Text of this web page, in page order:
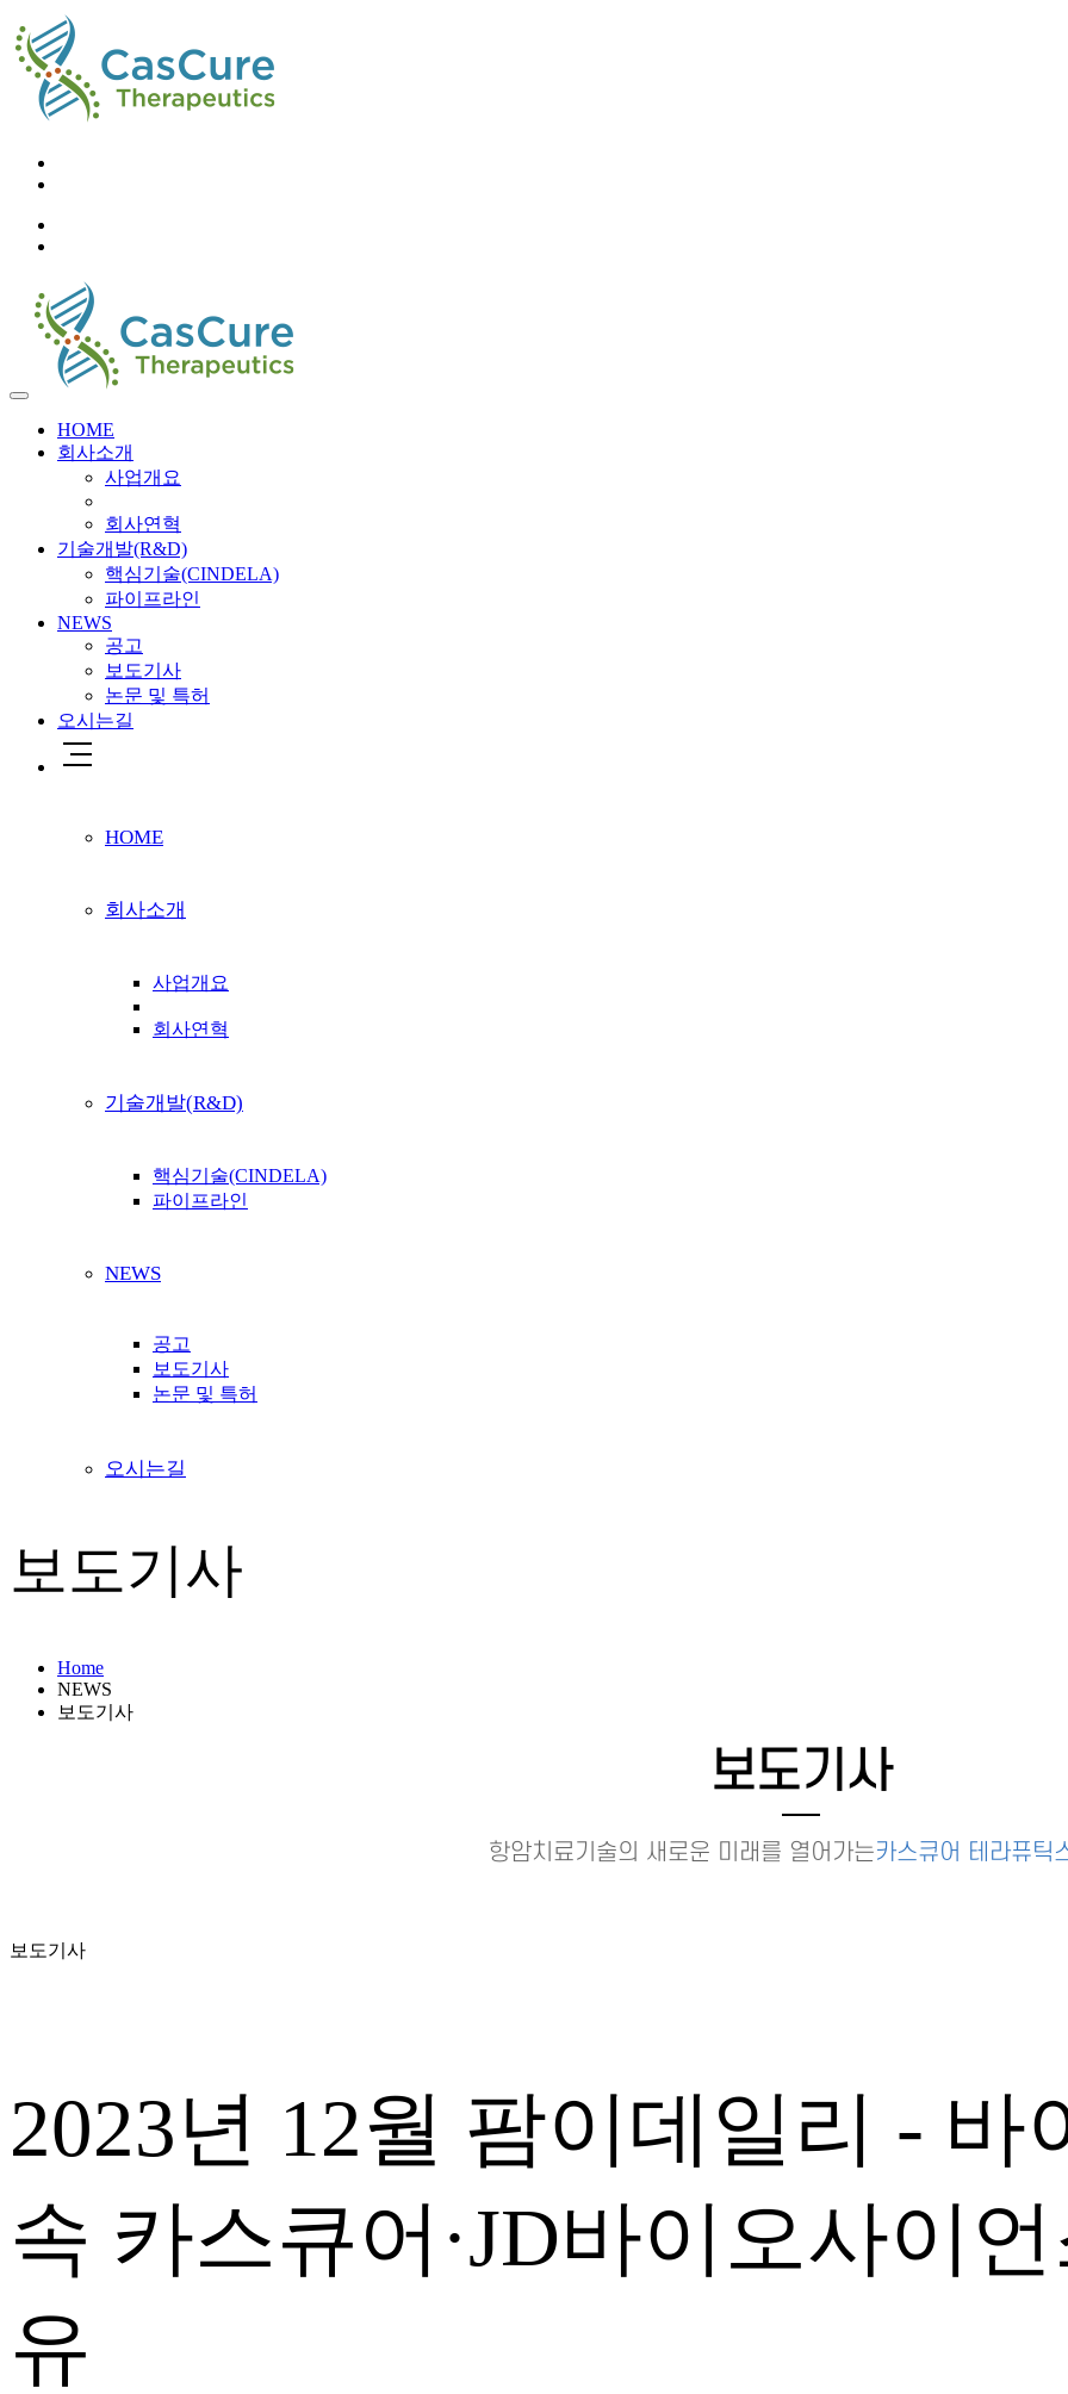
HOME
회사소개
사업개요
회사연혁
기술개발(R&D)
핵심기술(CINDELA)
파이프라인
NEWS
공고
보도기사
논문 및 특허
오시는길
HOME
회사소개
사업개요
회사연혁
기술개발(R&D)
핵심기술(CINDELA)
파이프라인
NEWS
공고
보도기사
논문 및 특허
오시는길
보도기사
Home
NEWS
보도기사
보도기사
항암치료기술의 새로운 미래를 열어가는카스큐어 테라퓨틱
보도기사
2023년 12월 팜이데일리 - 바
속 카스큐어·JD바이오사이
유